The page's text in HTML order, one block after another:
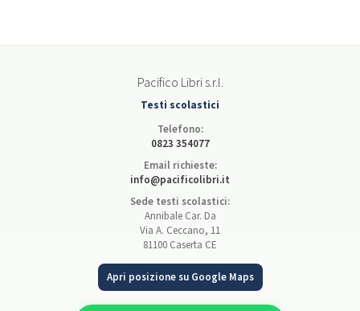
Pacifico Libri s.r.l.
Testi scolastici
Telefono:
0823 354077
Email richieste:
info@pacificolibri.it
Sede testi scolastici:
Annibale Car. Da
Via A. Ceccano, 11
81100 Caserta CE
Apri posizione su Google Maps